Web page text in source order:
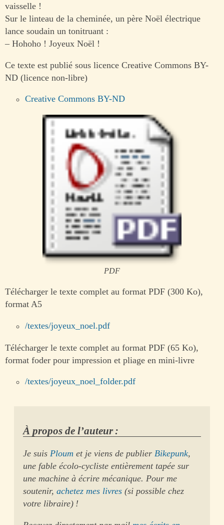
vaisselle !
Sur le linteau de la cheminée, un père Noël électrique
lance soudain un tonitruant :
– Hohoho ! Joyeux Noël !
Ce texte est publié sous licence Creative Commons BY-
ND (licence non-libre)
Creative Commons BY-ND
PDF
Télécharger le texte complet au format PDF (300 Ko),
format A5
/textes/joyeux_noel.pdf
Télécharger le texte complet au format PDF (65 Ko),
format foder pour impression et pliage en mini-livre
/textes/joyeux_noel_folder.pdf
À propos de l’auteur :
Je suisPloum et je viens de publierBikepunk,
une fable écolo-cycliste entièrement tapée sur
une machine à écrire mécanique. Pour me
soutenir,achetez mes livres (si possible chez
votre libraire) !